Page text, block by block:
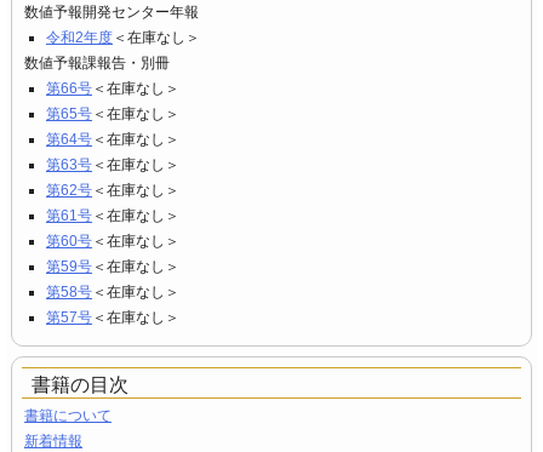
数値予報開発センター年報
令和2年度 ＜在庫なし＞
数値予報課報告・別冊
第66号 ＜在庫なし＞
第65号 ＜在庫なし＞
第64号 ＜在庫なし＞
第63号 ＜在庫なし＞
第62号 ＜在庫なし＞
第61号 ＜在庫なし＞
第60号 ＜在庫なし＞
第59号 ＜在庫なし＞
第58号 ＜在庫なし＞
第57号 ＜在庫なし＞
書籍の目次
書籍について
新着情報